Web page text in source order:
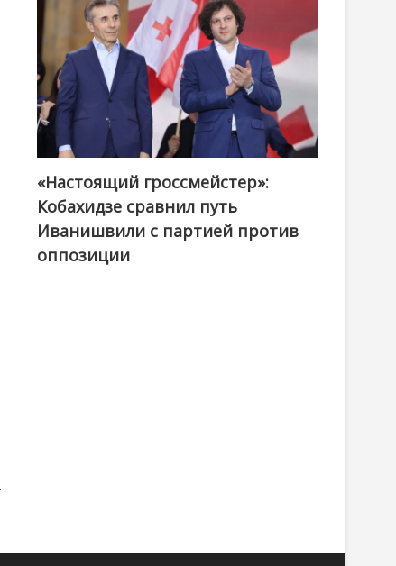
@ქართული ოცნება / Georgian Dream
«Настоящий гроссмейстер»:
Кобахидзе сравнил путь
Иванишвили с партией против
оппозиции